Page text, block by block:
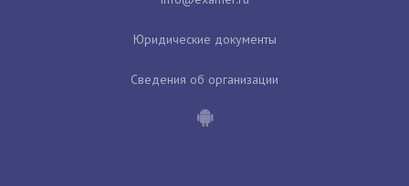
Юридические документы
Сведения об организации